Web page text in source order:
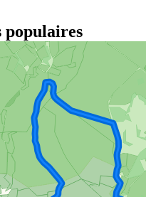
populaires